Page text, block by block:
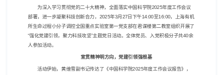
为深入学习贯彻党的二十大精神，全面落实中国科学院2025年度工作会议
部署，进一步凝聚科技创新合力， 2025年3月 27日下午14:00至16:00，上海有机
所生命过程小分子调控全国重点实验室第一党支部在君谋楼第二教室组织开展了
“强化党建引领，聚力科技攻坚”主题党日活动。全体党员、入党积极分子共40余
人参加活动。
宣贯精神明方向，党建引领强根基
活动伊始，黄维雪副书记传达了《中国科学院2025年度工作会议报告》，